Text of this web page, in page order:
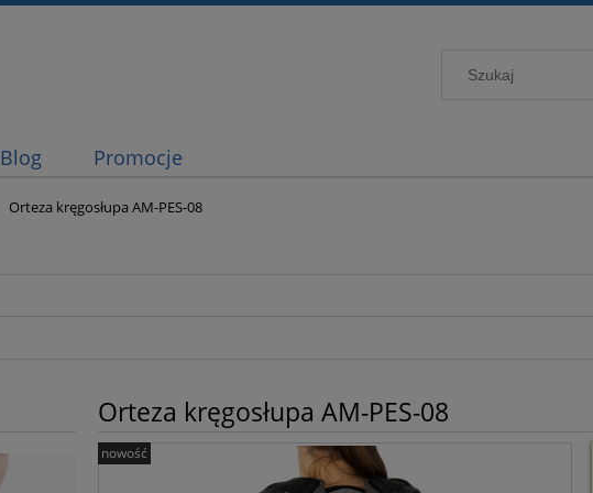
Blog Promocje
Orteza kręgosłupa AM-PES-08
Orteza kręgosłupa AM-PES-08
nowość